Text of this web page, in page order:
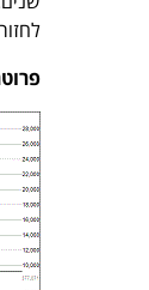
לחזור
פרוטרום